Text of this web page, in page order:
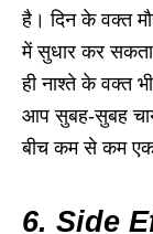
है। दिन के वक्त
में सुधार कर
ही नाश्ते के वक्त
आप सुबह-सुबह
बीच कम से कम
6. Side